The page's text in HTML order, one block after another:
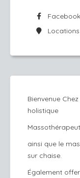
Facebook
Locations
Bienvenue
holistique
ainsi que le
sur chaise.
Également